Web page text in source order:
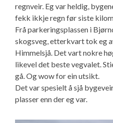
regnveir. Eg var heldig,
fekk ikkje regn før siste
Frå parkeringsplassen i
skogsveg, etterkvart tok eg
Himmelsjå. Det vart nokre
likevel det beste vegvalet.
gå. Og wow for ein utsikt.
Det var spesielt å sjå
plasser enn der eg var.